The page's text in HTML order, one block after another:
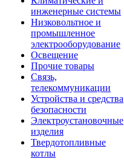
инженерные системы
Низковольтное и
промышленное
электрооборудование
Освещение
Прочие товары
Связь,
телекоммуникации
Устройства и средства
безопасности
Электроустановочные
изделия
Твердотопливные
котлы